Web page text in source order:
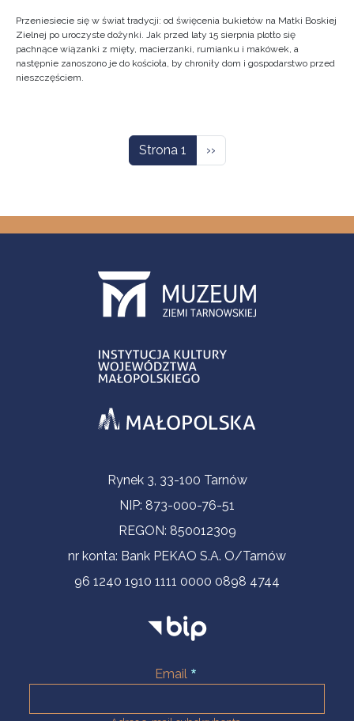
Przeniesiecie się w świat tradycji: od święcenia bukietów na Matki Boskiej
Zielnej po uroczyste dożynki. Jak przed laty 15 sierpnia plotło się
pachnące wiązanki z mięty, macierzanki, rumianku i makówek, a
następnie zanoszono je do kościoła, by chroniły dom i gospodarstwo przed
nieszczęściem.
Strona 1 Następna strona
››
Informacje kontaktoweRynek 3, 33-100 Tarnów
NIP: 873-000-76-51
REGON: 850012309
nr konta: Bank PEKAO S.A. O/Tarnów
96 1240 1910 1111 0000 0898 4744
Email